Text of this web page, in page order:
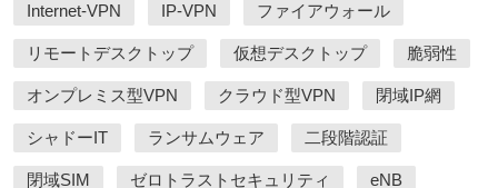
Internet-VPN IP-VPN ファイアウォール
リモートデスクトップ 仮想デスクトップ 脆弱性
オンプレミス型VPN クラウド型VPN 閉域IP網
シャドーIT ランサムウェア 二段階認証
閉域SIM ゼロトラストセキュリティ eNB